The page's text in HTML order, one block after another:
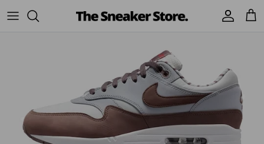
UGG
BAPE - A Bathing Ape
TSS Collection